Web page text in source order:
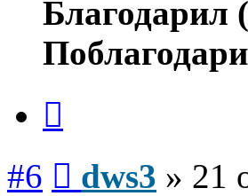
Благодарил
#6 dws3 » 21